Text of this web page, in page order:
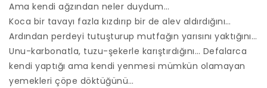
Ama kendi ağzından neler duydum…
Koca bir tavayı fazla kızdırıp bir de alev aldırdığını…
Ardından perdeyi tutuşturup mutfağın yarısını yaktığını…
Unu-karbonatla, tuzu-şekerle karıştırdığını… Defalarca
kendi yaptığı ama kendi yenmesi mümkün olamayan
yemekleri çöpe döktüğünü…